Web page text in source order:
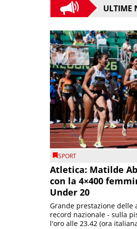
ULTIME
SPORT
Atletica: Matilde
con la 4×400
Under 20
Grande prestazione delle
record nazionale - sulla
l'oro alle 23.42 (ora